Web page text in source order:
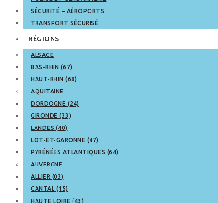
SÉCURITÉ – AÉROPORTS
TRANSPORT SÉCURISÉ
RÉGIONS
ALSACE
BAS-RHIN (67)
HAUT-RHIN (68)
AQUITAINE
DORDOGNE (24)
GIRONDE (33)
LANDES (40)
LOT-ET-GARONNE (47)
PYRÉNÉES ATLANTIQUES (64)
AUVERGNE
ALLIER (03)
CANTAL (15)
HAUTE LOIRE (43)